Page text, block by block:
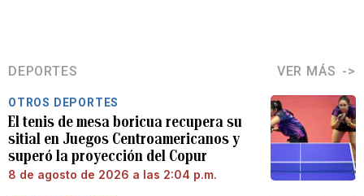
DEPORTES VER MÁS
OTROS DEPORTES
El tenis de mesa boricua recupera su
sitial en Juegos Centroamericanos y
superó la proyección del Copur
8 de agosto de 2026 a las 2:04 p.m.